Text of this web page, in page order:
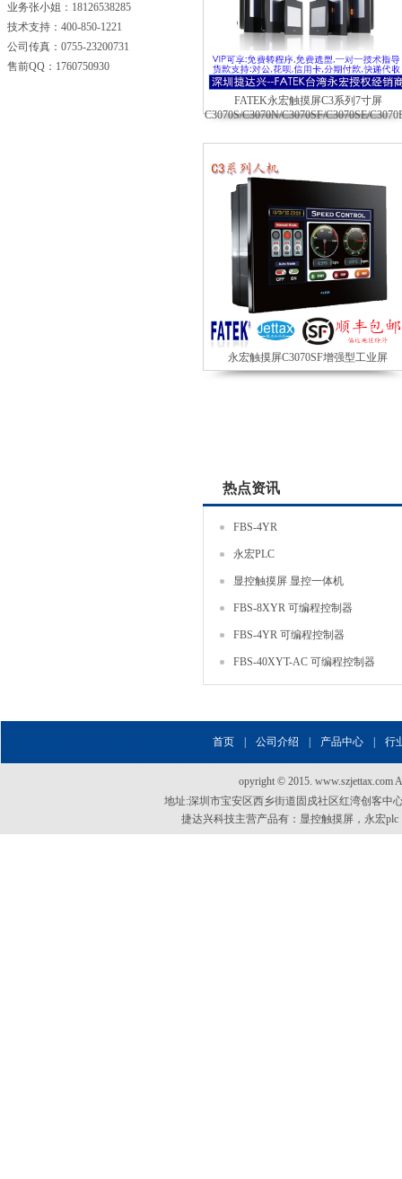
业务张小姐：18126538285
技术支持： 400-850-1221
公司传真：0755-23200731
售前QQ： 1760750930
FATEK永宏触摸屏C3系列7寸屏
C3070S/C3070N/C3070SF/C3070SE/
永宏触摸屏C3070SF增强型工业屏
热点资讯
FBS-4YR
永宏PLC
显控触摸屏 显控一体机
FBS-8XYR 可编程控制器
FBS-4YR 可编程控制器
FBS-40XYT-AC 可编程控制器
首页 | 公司介绍 | 产品中心 | 行
opyright © 2015.
地址:深圳市宝安区西乡街道固戍社区红湾创客
捷达兴科技主营产品有： 显控触摸屏， 永宏plc